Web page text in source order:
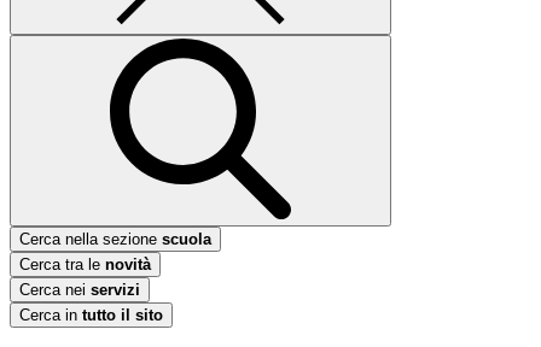
Cerca nella sezione scuola
Cerca tra le novità
Cerca nei servizi
Cerca in tutto il sito